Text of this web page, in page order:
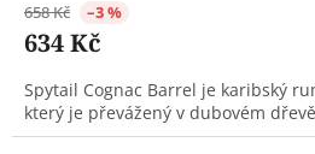
658 Kč –3 %
634 Kč
Spytail Cognac Barrel je karibský
který je převážený v dubovém